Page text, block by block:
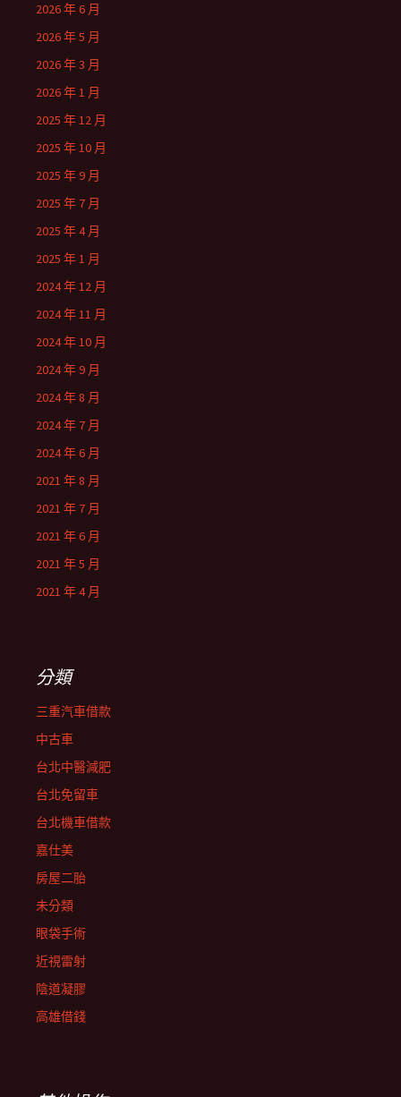
2026 年 6 月
2026 年 5 月
2026 年 3 月
2026 年 1 月
2025 年 12 月
2025 年 10 月
2025 年 9 月
2025 年 7 月
2025 年 4 月
2025 年 1 月
2024 年 12 月
2024 年 11 月
2024 年 10 月
2024 年 9 月
2024 年 8 月
2024 年 7 月
2024 年 6 月
2021 年 8 月
2021 年 7 月
2021 年 6 月
2021 年 5 月
2021 年 4 月
分類
三重汽車借款
中古車
台北中醫減肥
台北免留車
台北機車借款
嘉仕美
房屋二胎
未分類
眼袋手術
近視雷射
陰道凝膠
高雄借錢